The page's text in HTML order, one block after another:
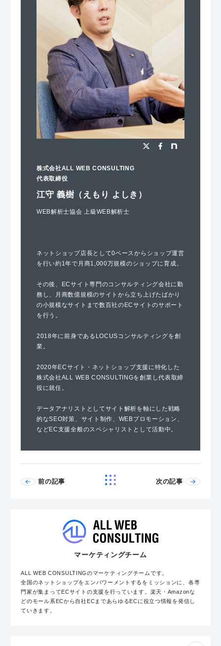
株式会社ALL WEB CONSULTING
代表取締役
江守 義樹（えもり よしき）
WEB解析士協会 上級WEB解析士
ネットショップ店長として0ベースからショップ運営
を行い約1年で月商1,000万規模のショップに育成。
その後、ECサイト専門のコンサルティング会社に勤
務し、月商数億規模のサイトから立ち上げたばかり
の小規模なサイトまで数百社のECサイトのサポート
を行う。
2018年に前身であるLOCUSコンサルティングを創
業。
2020年ECサイト・ネットショップ支援に特化した
株式会社ALL WEB CONSULTINGを創業し代表取締
役に就任。
データアナリストとしてサイト解析を軸にした戦略
的なSEO対策、サイト制作、WEBプロモーション、
などEC支援全般のスペシャリストとして活動中。
前の記事 次の記事
マーケティングチーム
ALL WEB CONSULTINGのマーケティングチームです。
全国のネットショップをエンパワーメントするをミッションに、各専
門家が集まってECサイトの支援を行っています。楽天・Amazonな
どのモール系ECから自社ECまであらゆるECに役立つ情報を発信し
ていきます。